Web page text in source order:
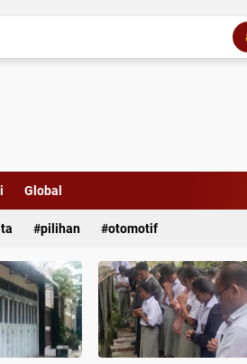
Global
pilihan otomotif